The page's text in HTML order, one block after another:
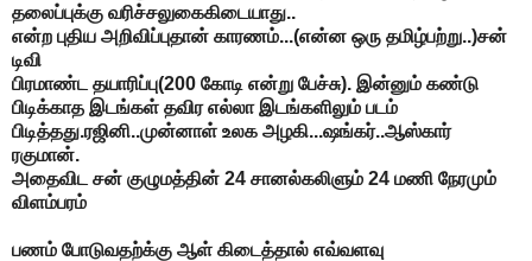
தலைப்புக்கு வரிச்சலுகைகிடையாது..
என்ற புதிய அறிவிப்புதான் காரணம்...(என்ன ஒரு தமிழ்பற்று..)சன்
டிவி
பிரமாண்ட தயாரிப்பு(200 கோடி என்று பேச்சு). இன்னும் கண்டு
பிடிக்காத இடங்கள் தவிர எல்லா இடங்களிலும் படம்
பிடித்தது.ரஜினி..முன்னாள் உலக அழகி...ஷங்கர்..ஆஸ்கார்
ரகுமான்.
அதைவிட சன் குழுமத்தின் 24 சானல்கலிளும் 24 மணி நேரமும்
விளம்பரம்
பணம் போடுவதற்க்கு ஆள் கிடைத்தால் எவ்வளவு